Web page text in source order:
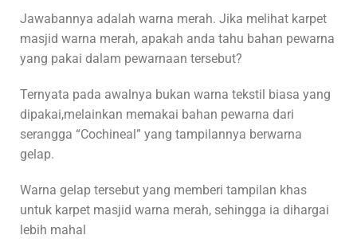
Jawabannya adalah warna merah. Jika melihat karpet
masjid warna merah, apakah anda tahu bahan pewarna
yang pakai dalam pewarnaan tersebut?
Ternyata pada awalnya bukan warna tekstil biasa yang
dipakai,melainkan memakai bahan pewarna dari
serangga “Cochineal” yang tampilannya berwarna
gelap.
Warna gelap tersebut yang memberi tampilan khas
untuk karpet masjid warna merah, sehingga ia dihargai
lebih mahal